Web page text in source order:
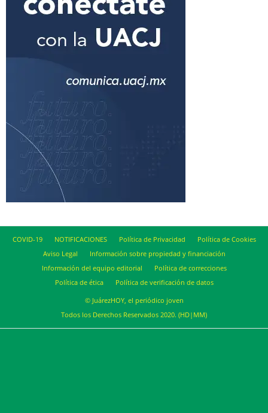
COVID-19 NOTIFICACIONES Política de Privacidad
Política de Cookies
Aviso Legal
Información sobre propiedad y financiación
Información del equipo editorial
Política de correcciones
Política de ética
Política de verificación de datos
© JuárezHOY, el periódico joven
Todos los Derechos Reservados 2020. (HD|MM)